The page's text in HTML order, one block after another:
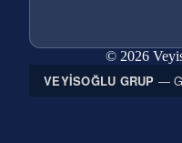
© 2026
VEYISOĞLU GRUP —